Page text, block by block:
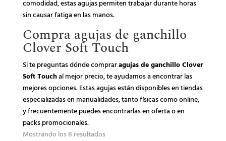
comodidad, estas agujas permiten trabajar durante horas
sin causar fatiga en las manos.
Compra agujas de ganchillo
Clover Soft Touch
Si te preguntas dónde compraragujas de ganchillo Clover
Soft Touchal mejor precio, te ayudamos a encontrar las
mejores opciones. Estas agujas están disponibles en tiendas
especializadas en manualidades, tanto físicas como online,
y frecuentemente puedes encontrarlas en oferta o en
packs promocionales.
Mostrando los 8 resultados